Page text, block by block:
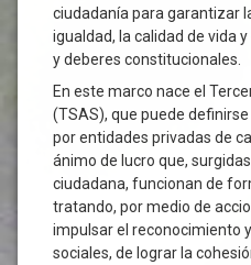
ciudadanía para garantizar
igualdad, la calidad de vida
y deberes constitucionales.
En este marco nace el
(TSAS), que puede
por entidades privadas de
ánimo de lucro que,
ciudadana, funcionan de
tratando, por medio de
impulsar el reconocimiento
sociales, de lograr la